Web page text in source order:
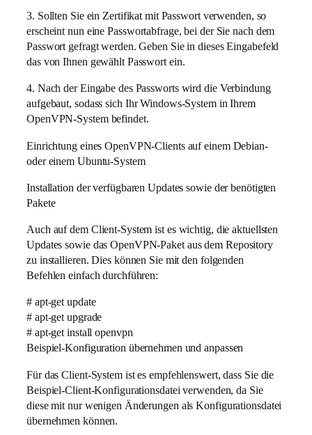
3. Sollten Sie ein Zertifikat mit Passwort verwenden, so
erscheint nun eine Passwortabfrage, bei der Sie nach dem
Passwort gefragt werden. Geben Sie in dieses Eingabefeld
das von Ihnen gewählt Passwort ein.
4. Nach der Eingabe des Passworts wird die Verbindung
aufgebaut, sodass sich Ihr Windows-System in Ihrem
OpenVPN-System befindet.
Einrichtung eines OpenVPN-Clients auf einem Debian-
oder einem Ubuntu-System
Installation der verfügbaren Updates sowie der benötigten
Pakete
Auch auf dem Client-System ist es wichtig, die aktuellsten
Updates sowie das OpenVPN-Paket aus dem Repository
zu installieren. Dies können Sie mit den folgenden
Befehlen einfach durchführen:
# apt-get update
# apt-get upgrade
# apt-get install openvpn
Beispiel-Konfiguration übernehmen und anpassen
Für das Client-System ist es empfehlenswert, dass Sie die
Beispiel-Client-Konfigurationsdatei verwenden, da Sie
diese mit nur wenigen Änderungen als Konfigurationsdatei
übernehmen können.